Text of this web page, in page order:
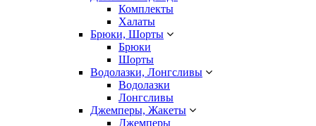
Комплекты
Халаты
Брюки, Шорты
Брюки
Шорты
Водолазки, Лонгсливы
Водолазки
Лонгсливы
Джемперы, Жакеты
Джемперы